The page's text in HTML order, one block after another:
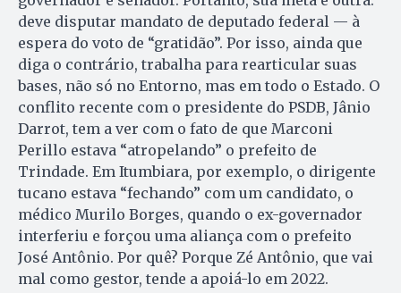
deve disputar mandato de deputado federal — à
espera do voto de “gratidão”. Por isso, ainda que
diga o contrário, trabalha para rearticular suas
bases, não só no Entorno, mas em todo o Estado. O
conflito recente com o presidente do PSDB, Jânio
Darrot, tem a ver com o fato de que Marconi
Perillo estava “atropelando” o prefeito de
Trindade. Em Itumbiara, por exemplo, o dirigente
tucano estava “fechando” com um candidato, o
médico Murilo Borges, quando o ex-governador
interferiu e forçou uma aliança com o prefeito
José Antônio. Por quê? Porque Zé Antônio, que vai
mal como gestor, tende a apoiá-lo em 2022.